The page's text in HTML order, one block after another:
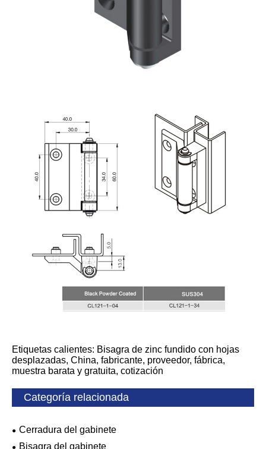
Etiquetas calientes: Bisagra de zinc fundido con hojas
desplazadas, China, fabricante, proveedor, fábrica,
muestra barata y gratuita, cotización
Categoría relacionada
Cerradura del gabinete
Bisagra del gabinete